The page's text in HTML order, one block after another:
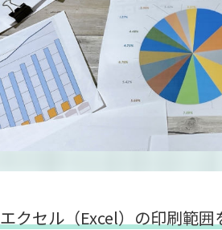
エクセル（Excel）の印刷範